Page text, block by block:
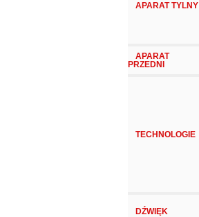
APARAT TYLNY
APARAT
PRZEDNI
TECHNOLOGIE
DŹWIĘK